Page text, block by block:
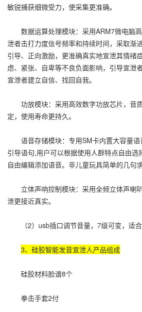
敏锐捕获细微受力，使采集更准确。
数据运算处理模块：采用ARM7微电脑高
泄者击打力度信号频率和持续时间，采取渐
引导、正向激励，更准确真实地宣泄其情绪
虑、紧张、自卑等不良负面影响，引导宣泄
宣泄者建立自信、找回自我。
功放模块：采用高效数字功放芯片，音
定，使用寿命更持久。
语音存储模块：专用SM卡内置大容量语
引导语句,用户可以根据使用人群特点自由选
自由编辑添加语音。非儿童玩具简单的几句求
立体声响控制模块：采用全频立体声喇
泄更接近真实。
（2）usb插口调节音量，7级可变，适合
3、硅胶智能发音宣泄人产品组成
硅胶材料脸谱8个
拳击手套2付